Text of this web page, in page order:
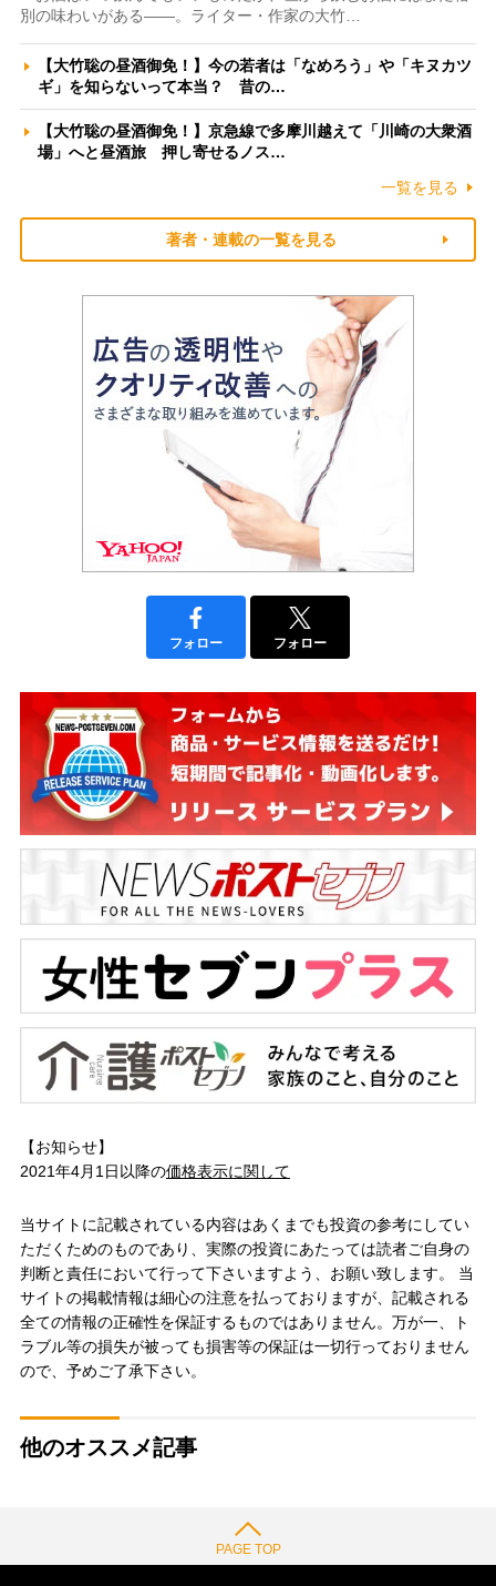
別の味わいがある――。ライター・作家の大竹…
【大竹聡の昼酒御免！】今の若者は「なめろう」や「キヌカツ
ギ」を知らないって本当？ 昔の…
【大竹聡の昼酒御免！】京急線で多摩川越えて「川崎の大衆酒
場」へと昼酒旅 押し寄せるノス…
一覧を見る
著者・連載の一覧を見る
フォロー フォロー
【お知らせ】
2021年4月1日以降の価格表示に関して
当サイトに記載されている内容はあくまでも投資の参考にしてい
ただくためのものであり、実際の投資にあたっては読者ご自身の
判断と責任において行って下さいますよう、お願い致します。 当
サイトの掲載情報は細心の注意を払っておりますが、記載される
全ての情報の正確性を保証するものではありません。万が一、ト
ラブル等の損失が被っても損害等の保証は一切行っておりません
ので、予めご了承下さい。
他のオススメ記事
PAGE TOP